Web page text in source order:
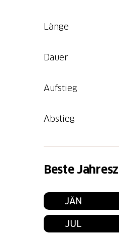
Länge
Dauer
Aufstieg
Abstieg
Beste
JÄN
JUL